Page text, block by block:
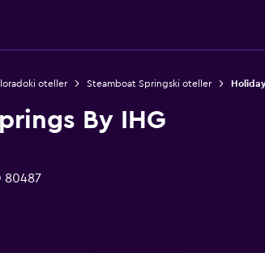
oteller Steamboat Springski oteller
By IHG
80487